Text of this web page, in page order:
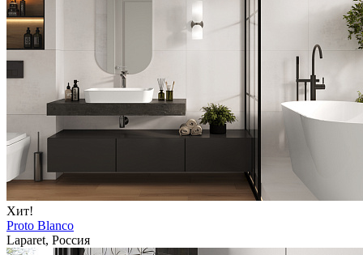
Хит!
Proto Blanco
Laparet, Россия